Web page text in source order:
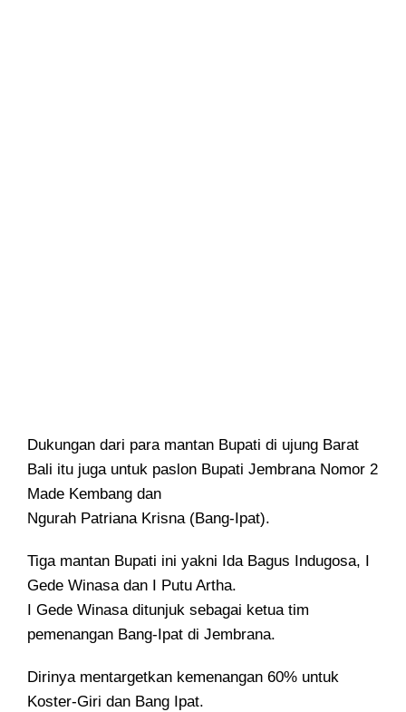
Dukungan dari para mantan Bupati di ujung Barat
Bali itu juga untuk paslon Bupati Jembrana Nomor 2
Made Kembang dan
Ngurah Patriana Krisna (Bang-Ipat).
Tiga mantan Bupati ini yakni Ida Bagus Indugosa, I
Gede Winasa dan I Putu Artha.
I Gede Winasa ditunjuk sebagai ketua tim
pemenangan Bang-Ipat di Jembrana.
Dirinya mentargetkan kemenangan 60% untuk
Koster-Giri dan Bang Ipat.